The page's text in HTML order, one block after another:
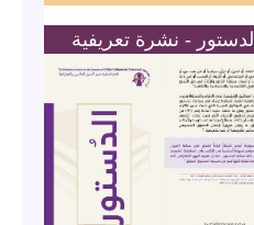
الدستور - نشرة تعريفية